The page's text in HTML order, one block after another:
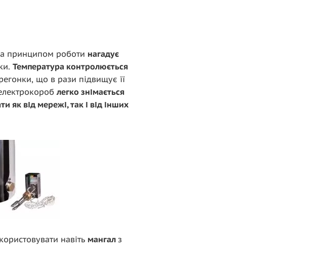
принципом роботи нагадує
Температура контролюється
що в рази підвищує її
легко знімається
як від мережі, так і від інших
навіть мангал з